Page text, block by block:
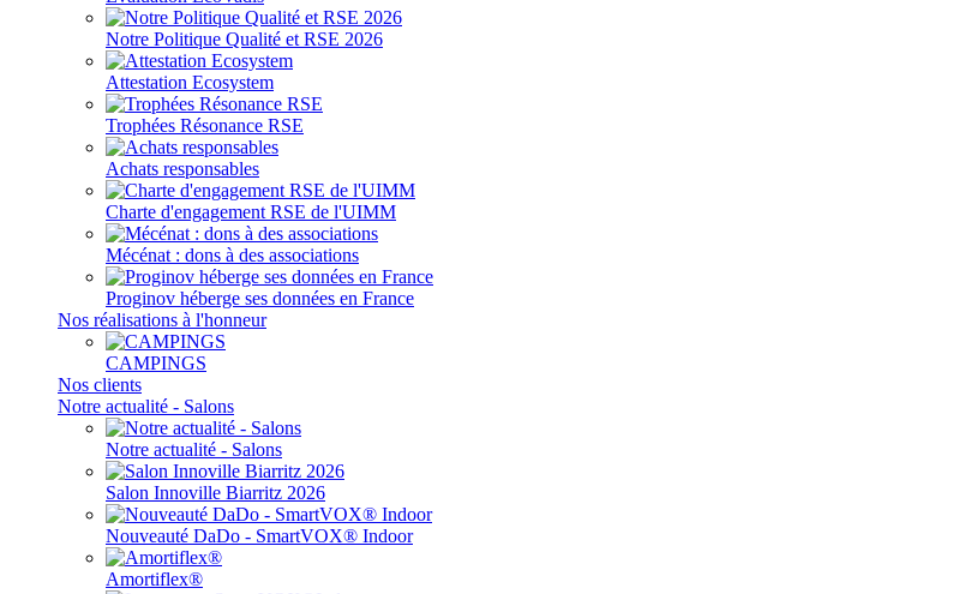
Notre Politique Qualité et RSE 2026
Attestation Ecosystem
Trophées Résonance RSE
Achats responsables
Charte d'engagement RSE de l'UIMM
Mécénat : dons à des associations
Proginov héberge ses données en France
Nos réalisations à l'honneur
CAMPINGS
Nos clients
Notre actualité - Salons
Notre actualité - Salons
Salon Innoville Biarritz 2026
Nouveauté DaDo - SmartVOX® Indoor
Amortiflex®